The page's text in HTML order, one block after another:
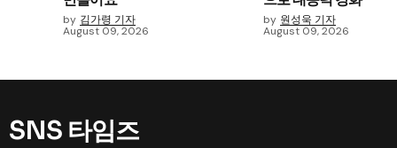
by 김가령 기자
August 09, 2026
by 원성욱 기자
August 09, 2026
SNS 타임즈